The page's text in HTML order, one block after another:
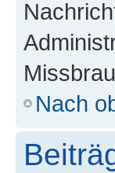
Nach